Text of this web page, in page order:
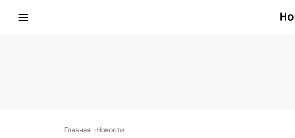
Главная Новости